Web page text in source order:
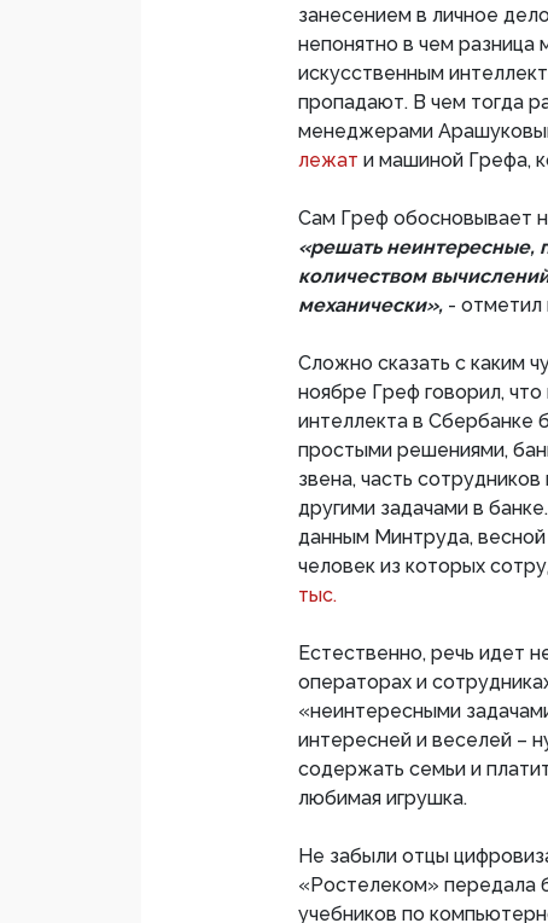
занесением в личное
непонятно в чем
искусственным
пропадают. В чем тогда
менеджерами
лежат и машиной Грефа,
Сам Греф обосновывает
«решать неинтересные,
количеством
механически», - отметил
Сложно сказать с каким
ноябре Греф говорил,
интеллекта в Сбербанке
простыми решениями,
звена, часть
другими задачами в
данным Минтруда, весной
человек из которых
тыс.
Естественно, речь идет
операторах и
«неинтересными
интересней и веселей –
содержать семьи и
любимая игрушка.
Не забыли отцы
«Ростелеком» передала
учебников по